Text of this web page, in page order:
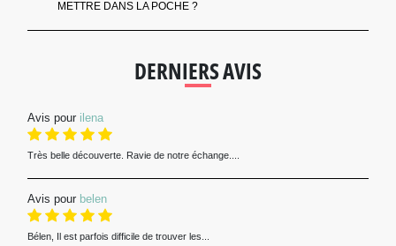
METTRE DANS LA POCHE ?
DERNIERS AVIS
Avis pour ilena
Très belle découverte. Ravie de notre échange....
Avis pour belen
Bélen, Il est parfois difficile de trouver les...